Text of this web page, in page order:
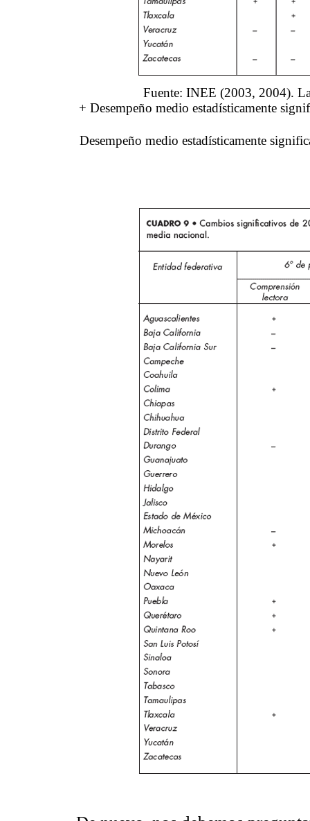
Fuente: INEE (2003, 2004).
+ Desempeño medio estadísticamente
 Desempeño medio estadísticamente